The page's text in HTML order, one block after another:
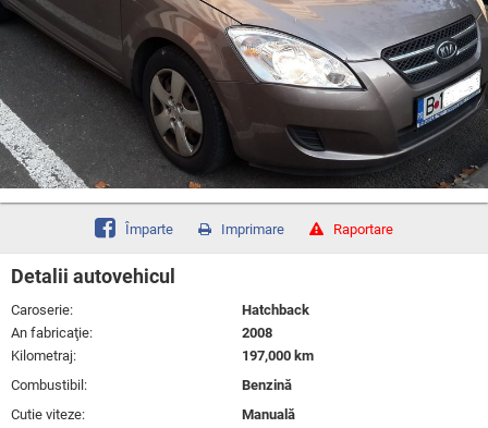
Împarte Imprimare Raportare
Detalii autovehicul
Caroserie:
Hatchback
An fabricaţie:
2008
Kilometraj:
197,000 km
Combustibil:
Benzină
Cutie viteze:
Manuală